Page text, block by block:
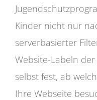
Kinder nicht nur
serverbasierter
Website-Labeln
selbst fest, ab
Ihre Webseite